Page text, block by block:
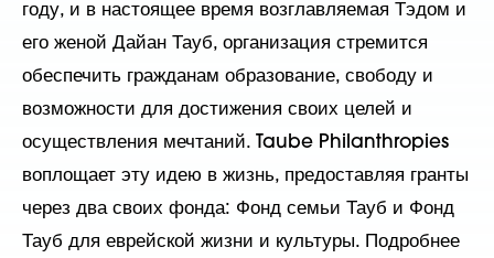
году, и в настоящее время возглавляемая Тэдом и
его женой Дайан Тауб, организация стремится
обеспечить гражданам образование, свободу и
возможности для достижения своих целей и
осуществления мечтаний. Taube Philanthropies
воплощает эту идею в жизнь, предоставляя гранты
через два своих фонда: Фонд семьи Тауб и Фонд
Тауб для еврейской жизни и культуры. Подробнее